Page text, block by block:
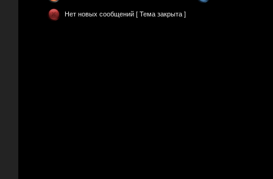
Нет новых сообщений [ Тема закрыта ]